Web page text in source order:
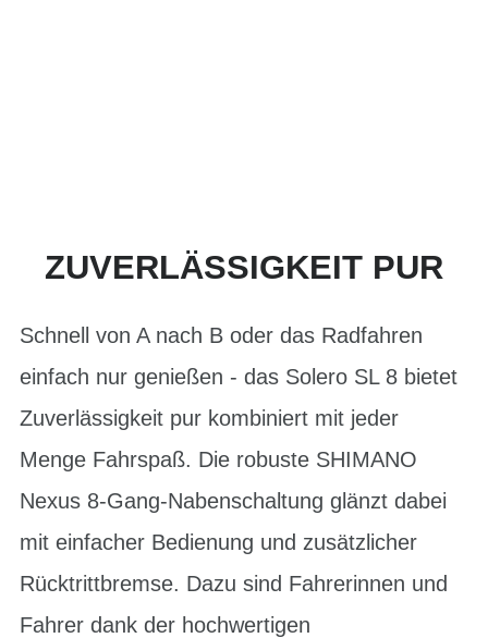
ZUVERLÄSSIGKEIT PUR
Schnell von A nach B oder das Radfahren
einfach nur genießen - das Solero SL 8 bietet
Zuverlässigkeit pur kombiniert mit jeder
Menge Fahrspaß. Die robuste SHIMANO
Nexus 8-Gang-Nabenschaltung glänzt dabei
mit einfacher Bedienung und zusätzlicher
Rücktrittbremse. Dazu sind Fahrerinnen und
Fahrer dank der hochwertigen